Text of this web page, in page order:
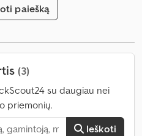
paketą
paiešką
(3)
su daugiau nei
priemonių.
Ieškoti